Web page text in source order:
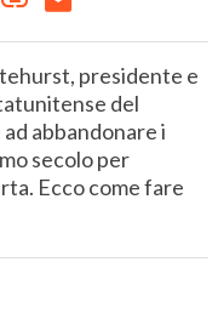
presidente e
del
abbandonare i
secolo per
Ecco come fare